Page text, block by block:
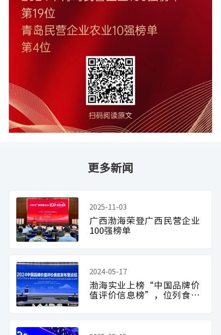
更多新闻
2025-11-03
广西渤海荣登广西民营企业
100强榜单
2024-05-17
渤海实业上榜“中国品牌价
值评价信息榜”，位列食品